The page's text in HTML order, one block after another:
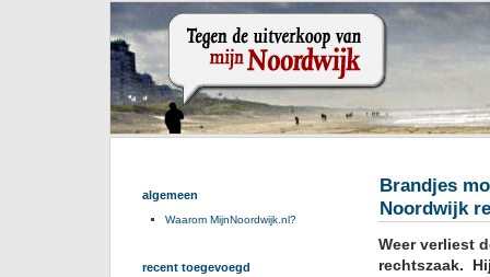
Brandjes
Noordwijk
Weer verliest
rechtszaak.
algemeen
Waarom MijnNoordwijk.nl?
recent toegevoegd